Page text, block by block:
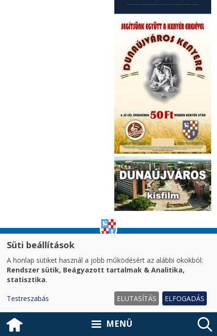
MENÜ
akadálymentesítési nyilatkozat|oldaltérkép|
süti kezelés
2026. © Dunaújváros MJV Önkormányzata
Süti beállítások
A honlap sütiket használ a jobb működésért az alábbi okokból:
Rendszer sütik, Beágyazott tartalmak & Analitika,
statisztika.
Testreszabás ELUTASÍTÁS ELFOGADÁS